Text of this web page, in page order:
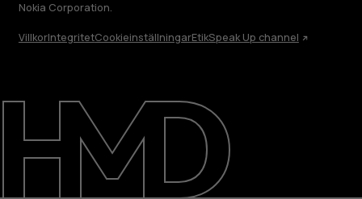
Reparera, återanvända, återvinna
Hållbarhet
Kundservice
Nokia Corporation.
VillkorIntegritetCookieinställningarEtikSpeak Up channel